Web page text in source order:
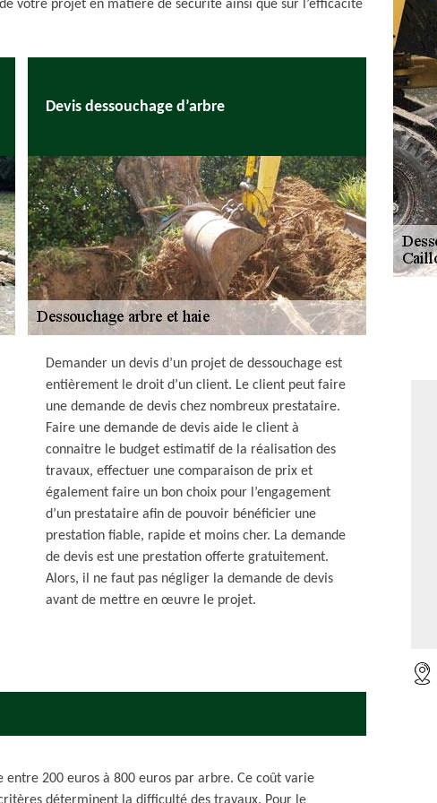
votre projet en matière de sécurité ainsi que sur l’efficacité
Devis dessouchage d’arbre
Demander un devis d’un projet de dessouchage est
entièrement le droit d’un client. Le client peut faire
une demande de devis chez nombreux prestataire.
Faire une demande de devis aide le client à
connaitre le budget estimatif de la réalisation des
travaux, effectuer une comparaison de prix et
également faire un bon choix pour l’engagement
d’un prestataire afin de pouvoir bénéficier une
prestation fiable, rapide et moins cher. La demande
de devis est une prestation offerte gratuitement.
Alors, il ne faut pas négliger la demande de devis
avant de mettre en œuvre le projet.
entre 200 euros à 800 euros par arbre. Ce coût varie